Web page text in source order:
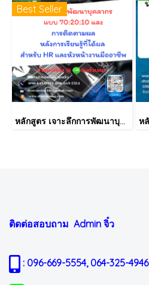
Best Seller
หลักสูตร เจาะลึกการพัฒนาบุคลากรแบบ 70:20:10 และการติดตามผลหลังการเรียนรู้ที่ได้ผล สำหรับ HR และหัวหน้างานมืออาชีพ
ติดต่อสอบถาม Admin จิ๋ว
: 096-669-5554, 064-325-4946